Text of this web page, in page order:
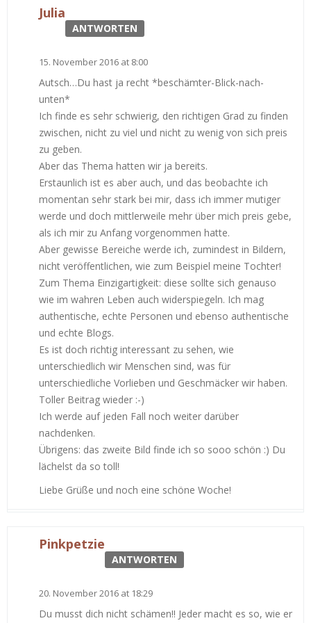
Julia
ANTWORTEN
15. November 2016 at 8:00
Autsch…Du hast ja recht *beschämter-Blick-nach-
unten*
Ich finde es sehr schwierig, den richtigen Grad zu finden
zwischen, nicht zu viel und nicht zu wenig von sich preis
zu geben.
Aber das Thema hatten wir ja bereits.
Erstaunlich ist es aber auch, und das beobachte ich
momentan sehr stark bei mir, dass ich immer mutiger
werde und doch mittlerweile mehr über mich preis gebe,
als ich mir zu Anfang vorgenommen hatte.
Aber gewisse Bereiche werde ich, zumindest in Bildern,
nicht veröffentlichen, wie zum Beispiel meine Tochter!
Zum Thema Einzigartigkeit: diese sollte sich genauso
wie im wahren Leben auch widerspiegeln. Ich mag
authentische, echte Personen und ebenso authentische
und echte Blogs.
Es ist doch richtig interessant zu sehen, wie
unterschiedlich wir Menschen sind, was für
unterschiedliche Vorlieben und Geschmäcker wir haben.
Toller Beitrag wieder :-)
Ich werde auf jeden Fall noch weiter darüber
nachdenken.
Übrigens: das zweite Bild finde ich so sooo schön :) Du
lächelst da so toll!
Liebe Grüße und noch eine schöne Woche!
Pinkpetzie
ANTWORTEN
20. November 2016 at 18:29
Du musst dich nicht schämen!! Jeder macht es so, wie er